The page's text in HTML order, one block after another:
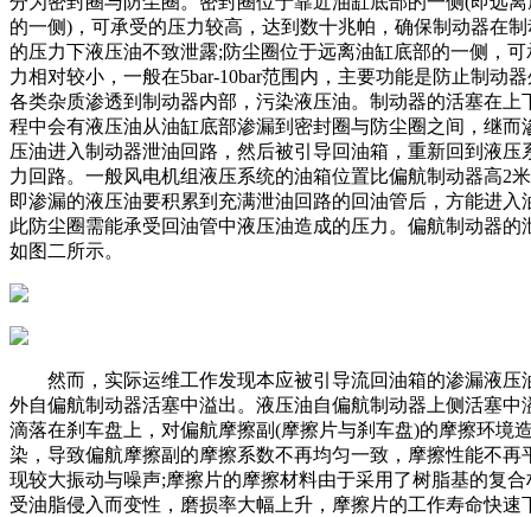
的一侧)，可承受的压力较高，达到数十兆帕，确保制动器在
的压力下液压油不致泄露;防尘圈位于远离油缸底部的一侧，
力相对较小，一般在5bar-10bar范围内，主要功能是防止制动
各类杂质渗透到制动器内部，污染液压油。制动器的活塞在上
程中会有液压油从油缸底部渗漏到密封圈与防尘圈之间，继而
压油进入制动器泄油回路，然后被引导回油箱，重新回到液压
力回路。一般风电机组液压系统的油箱位置比偏航制动器高2
即渗漏的液压油要积累到充满泄油回路的回油管后，方能进入
此防尘圈需能承受回油管中液压油造成的压力。偏航制动器的
如图二所示。
然而，实际运维工作发现本应被引导流回油箱的渗漏液压
外自偏航制动器活塞中溢出。液压油自偏航制动器上侧活塞中
滴落在刹车盘上，对偏航摩擦副(摩擦片与刹车盘)的摩擦环境
染，导致偏航摩擦副的摩擦系数不再均匀一致，摩擦性能不再
现较大振动与噪声;摩擦片的摩擦材料由于采用了树脂基的复
受油脂侵入而变性，磨损率大幅上升，摩擦片的工作寿命快速